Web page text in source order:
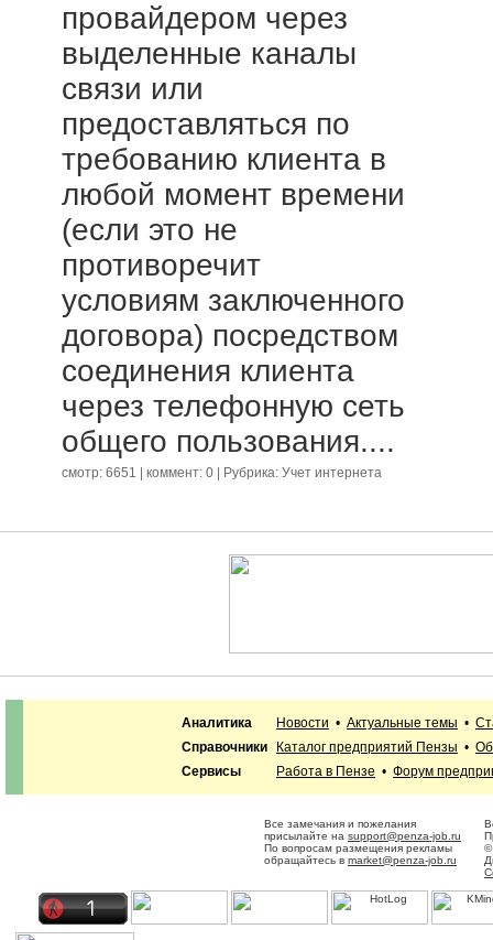
провайдером через
выделенные каналы
связи или
предоставляться по
требованию клиента в
любой момент времени
(если это не
противоречит
условиям заключенного
договора) посредством
соединения клиента
через телефонную сеть
общего пользования....
смотр: 6651 | коммент: 0 | Рубрика: Учет интернета
Аналитика Новости • Актуальные темы •
Справочники
Каталог предприятий Пензы •
Сервисы
Работа в Пензе • Форум
Все замечания и пожелания
присылайте на support@penza-job.ru
По вопросам размещения рекламы
обращайтесь в market@penza-job.ru
©